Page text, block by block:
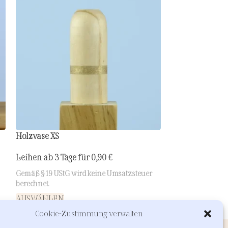
Cookie-Zustimmung verwalten
Holzvase XS
Leihen ab 3 Tage für0,90€
Gemäß § 19 UStG wird keine Umsatzsteuer
berechnet.
AUSWÄHLEN AUSWÄHLEN